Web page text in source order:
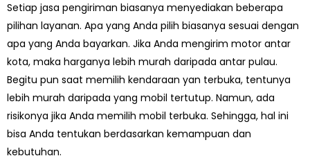
Setiap jasa pengiriman biasanya menyediakan beberapa
pilihan layanan. Apa yang Anda pilih biasanya sesuai dengan
apa yang Anda bayarkan. Jika Anda mengirim motor antar
kota, maka harganya lebih murah daripada antar pulau.
Begitu pun saat memilih kendaraan yan terbuka, tentunya
lebih murah daripada yang mobil tertutup. Namun, ada
risikonya jika Anda memilih mobil terbuka. Sehingga, hal ini
bisa Anda tentukan berdasarkan kemampuan dan
kebutuhan.